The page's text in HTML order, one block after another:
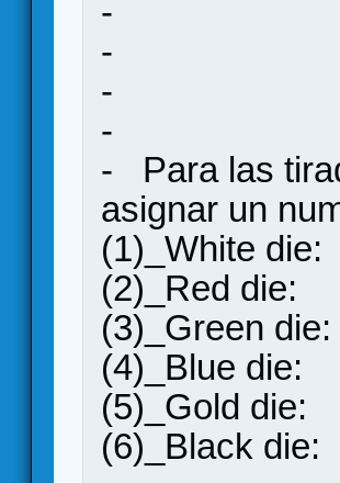
-
-
-
-
- Para las
asignar un
(1)_White die:
(2)_Red die:
(3)_Green die:
(4)_Blue die:
(5)_Gold die:
(6)_Black die: